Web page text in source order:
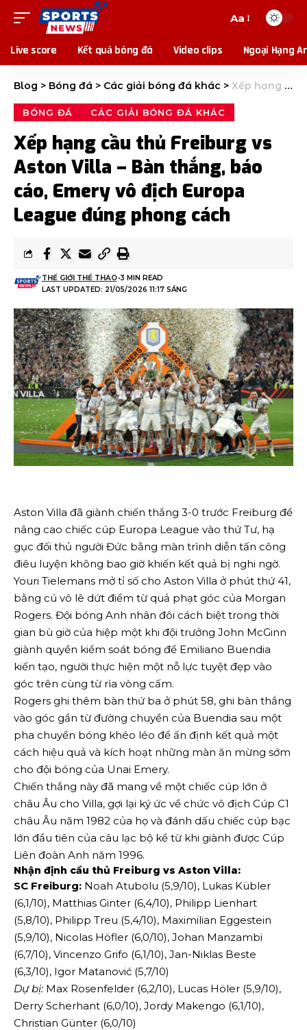
Aa
Live score Kết quả bóng đá Video clips Ngoại Hạng
Blog > Bóng đá > Các giải bóng đá khác > Xếp hạng cầu thủ Freiburg vs Aston Villa – Bàn thắng, báo cáo, Emery vô địch Europa League đúng phong cách
BÓNG ĐÁ CÁC GIẢI BÓNG ĐÁ KHÁC
Xếp hạng cầu thủ Freiburg vs
Aston Villa – Bàn thắng, báo
cáo, Emery vô địch Europa
League đúng phong cách
LAST UPDATED: 21/05/2026 11:17 SÁNG
THẾ GIỚI THỂ THAO 3 MIN READ
Aston Villa đã giành chiến thắng 3-0 trước Freiburg để
nâng cao chiếc cúp Europa League vào thứ Tư, hạ
gục đối thủ người Đức bằng màn trình diễn tấn công
điêu luyện không bao giờ khiến kết quả bị nghi ngờ.
Youri Tielemans mở tỉ số cho Aston ‌Villa ở phút thứ 41,
bằng cú vô lê dứt điểm từ quả phạt góc của Morgan
Rogers. Đội bóng Anh nhân đôi cách biệt trong thời
gian bù giờ của hiệp một khi đội trưởng John McGinn
giành quyền kiểm soát bóng để Emiliano Buendia
kiến ​​​​tạo, người thực hiện một nỗ lực tuyệt đẹp vào
góc trên cùng từ rìa vòng cấm.
Rogers ghi thêm bàn thứ ba ở phút 58, ghi bàn thắng
vào góc gần từ đường chuyền của Buendia sau một
pha chuyền bóng khéo léo để ấn định kết quả một
cách hiệu quả và kích hoạt những màn ăn mừng sớm
cho đội bóng của Unai Emery.
Chiến thắng này đã mang về một chiếc cúp lớn ở
châu Âu cho Villa, gợi lại ký ức về chức vô địch Cúp C1
châu Âu năm 1982 của họ và đánh dấu chiếc cúp bạc
lớn đầu tiên của câu lạc bộ kể từ khi ‌giành được Cúp
Liên đoàn Anh năm 1996.
Nhận định cầu thủ Freiburg vs Aston Villa:
SC Freiburg: Noah Atubolu (5,9/10), Lukas Kübler
(6,1/10), Matthias Ginter (6,4/10), Philipp Lienhart
(5,8/10), Philipp Treu (5,4/10), Maximilian Eggestein
(5,9/10), Nicolas Höfler (6,0/10), Johan Manzambi
(6,7/10), Vincenzo Grifo (6,1/10), Jan-Niklas Beste
(6,3/10), Igor Matanović (5,7/10)
Dự bị: Max Rosenfelder (6,2/10), Lucas Höler (5,9/10),
Derry Scherhant (6,0/10), Jordy Makengo (6,1/10),
Christian Günter (6,0/10)